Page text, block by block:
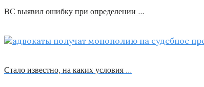
ВС выявил ошибку при определении …
Стало известно, на каких условия …